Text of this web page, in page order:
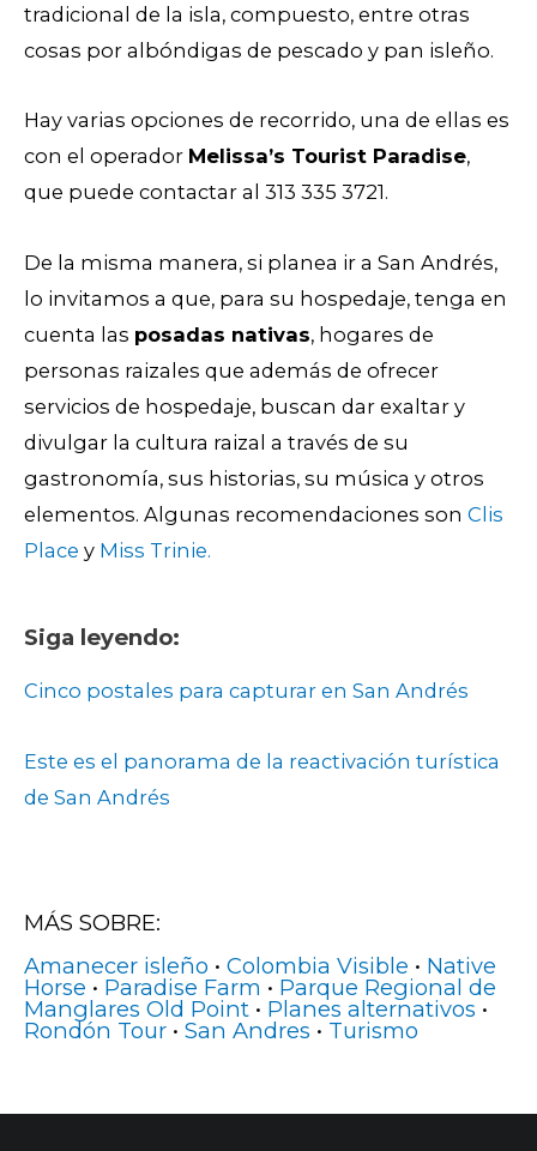
tradicional de la isla, compuesto, entre otras
cosas por albóndigas de pescado y pan isleño.
Hay varias opciones de recorrido, una de ellas es
con el operador Melissa’s Tourist Paradise,
que puede contactar al 313 335 3721.
De la misma manera, si planea ir a San Andrés,
lo invitamos a que, para su hospedaje, tenga en
cuenta las posadas nativas, hogares de
personas raizales que además de ofrecer
servicios de hospedaje, buscan dar exaltar y
divulgar la cultura raizal a través de su
gastronomía, sus historias, su música y otros
elementos. Algunas recomendaciones son Clis
Place y Miss Trinie.
Siga leyendo:
Cinco postales para capturar en San Andrés
Este es el panorama de la reactivación turística
de San Andrés
MÁS SOBRE:
Amanecer isleño • Colombia Visible • Native
Horse • Paradise Farm • Parque Regional de
Manglares Old Point • Planes alternativos •
Rondón Tour • San Andres • Turismo